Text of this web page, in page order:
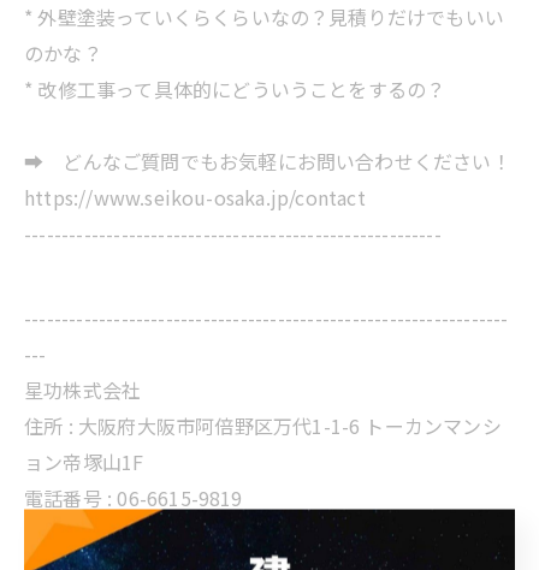
* 外壁塗装っていくらくらいなの？見積りだけでもいい
のかな？
* 改修工事って具体的にどういうことをするの？
➡ どんなご質問でもお気軽にお問い合わせください！
https://www.seikou-osaka.jp/contact
--------------------------------------------------------
-----------------------------------------------------------------
---
星功株式会社
住所 : 大阪府大阪市阿倍野区万代1-1-6 トーカンマンシ
ョン帝塚山1F
電話番号 : 06-6615-9819
FAX番号 : 06-6615-9820